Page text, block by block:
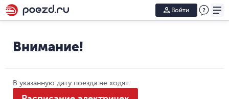
Войти
Внимание!
В указанную дату поезда не ходят.